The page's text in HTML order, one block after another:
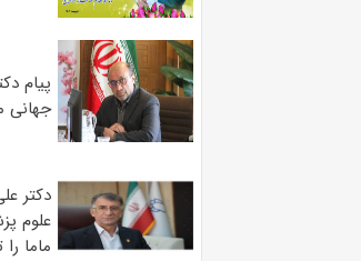
پیام
جهانی
دکتر
علوم
ماما